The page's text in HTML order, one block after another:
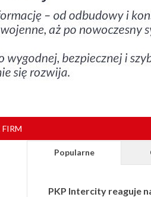
FIRM
Popularne
PKP Intercity reaguje